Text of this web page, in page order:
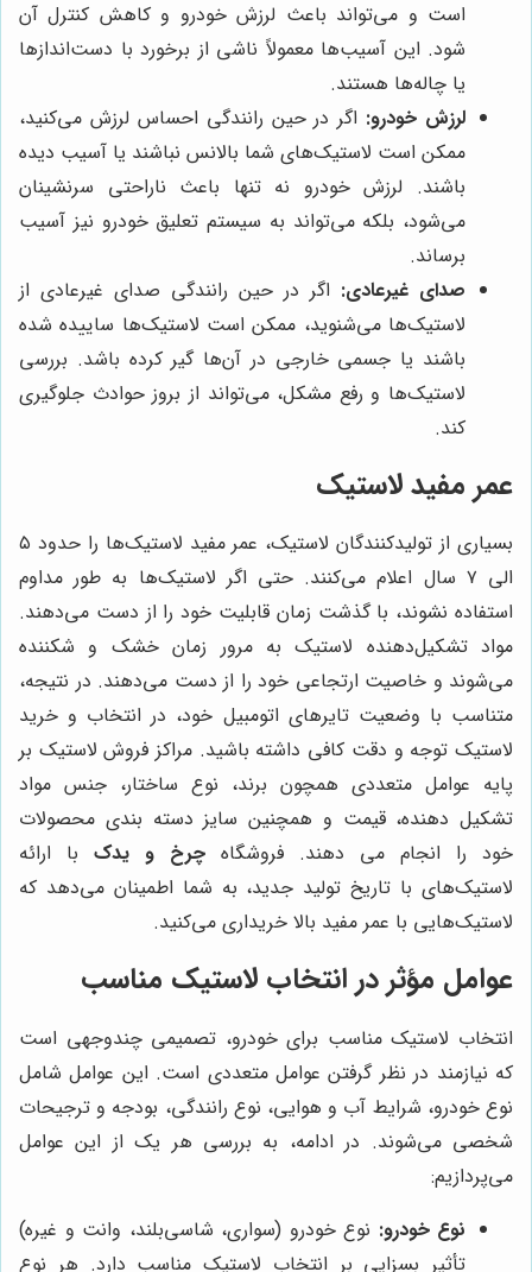
است و می‌تواند باعث لرزش خودرو و کاهش کنترل آن
شود. این آسیب‌ها معمولاً ناشی از برخورد با دست‌اندازها
یا چاله‌ها هستند.
لرزش خودرو: اگر در حین رانندگی احساس لرزش می‌کنید،
ممکن است لاستیک‌های شما بالانس نباشند یا آسیب دیده
باشند. لرزش خودرو نه تنها باعث ناراحتی سرنشینان
می‌شود، بلکه می‌تواند به سیستم تعلیق خودرو نیز آسیب
برساند.
صدای غیرعادی: اگر در حین رانندگی صدای غیرعادی از
لاستیک‌ها می‌شنوید، ممکن است لاستیک‌ها ساییده شده
باشند یا جسمی خارجی در آن‌ها گیر کرده باشد. بررسی
لاستیک‌ها و رفع مشکل، می‌تواند از بروز حوادث جلوگیری
کند.
عمر مفید لاستیک
بسیاری از تولیدکنندگان لاستیک، عمر مفید لاستیک‌ها را حدود ۵
الی ۷ سال اعلام می‌کنند. حتی اگر لاستیک‌ها به طور مداوم
استفاده نشوند، با گذشت زمان قابلیت خود را از دست می‌دهند.
مواد تشکیل‌دهنده لاستیک به مرور زمان خشک و شکننده
می‌شوند و خاصیت ارتجاعی خود را از دست می‌دهند. در نتیجه،
متناسب با وضعیت تایرهای اتومبیل خود، در انتخاب و خرید
لاستیک توجه و دقت کافی داشته باشید. مراکز فروش لاستیک بر
پایه عوامل متعددی همچون برند، نوع ساختار، جنس مواد
تشکیل دهنده، قیمت و همچنین سایز دسته بندی محصولات
خود را انجام می دهند. فروشگاه چرخ و یدک با ارائه
لاستیک‌های با تاریخ تولید جدید، به شما اطمینان می‌دهد که
لاستیک‌هایی با عمر مفید بالا خریداری می‌کنید.
عوامل مؤثر در انتخاب لاستیک مناسب
انتخاب لاستیک مناسب برای خودرو، تصمیمی چندوجهی است
که نیازمند در نظر گرفتن عوامل متعددی است. این عوامل شامل
نوع خودرو، شرایط آب و هوایی، نوع رانندگی، بودجه و ترجیحات
شخصی می‌شوند. در ادامه، به بررسی هر یک از این عوامل
می‌پردازیم:
نوع خودرو: نوع خودرو (سواری، شاسی‌بلند، وانت و غیره)
تأثیر بسزایی بر انتخاب لاستیک مناسب دارد. هر نوع